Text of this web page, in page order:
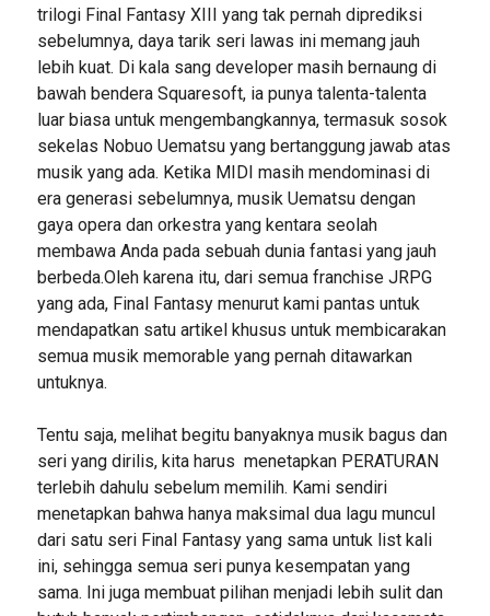
trilogi Final Fantasy XIII yang tak pernah diprediksi
sebelumnya, daya tarik seri lawas ini memang jauh
lebih kuat. Di kala sang developer masih bernaung di
bawah bendera Squaresoft, ia punya talenta-talenta
luar biasa untuk mengembangkannya, termasuk sosok
sekelas Nobuo Uematsu yang bertanggung jawab atas
musik yang ada. Ketika MIDI masih mendominasi di
era generasi sebelumnya, musik Uematsu dengan
gaya opera dan orkestra yang kentara seolah
membawa Anda pada sebuah dunia fantasi yang jauh
berbeda.Oleh karena itu, dari semua franchise JRPG
yang ada, Final Fantasy menurut kami pantas untuk
mendapatkan satu artikel khusus untuk membicarakan
semua musik memorable yang pernah ditawarkan
untuknya.
Tentu saja, melihat begitu banyaknya musik bagus dan
seri yang dirilis, kita harus menetapkan PERATURAN
terlebih dahulu sebelum memilih. Kami sendiri
menetapkan bahwa hanya maksimal dua lagu muncul
dari satu seri Final Fantasy yang sama untuk list kali
ini, sehingga semua seri punya kesempatan yang
sama. Ini juga membuat pilihan menjadi lebih sulit dan